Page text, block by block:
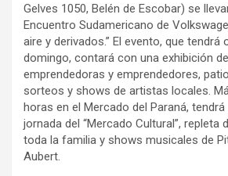
Gelves 1050, Belén de Escobar) se
Encuentro Sudamericano de
aire y derivados.” El evento, que tendrá
domingo, contará con una exhibición
emprendedoras y emprendedores,
sorteos y shows de artistas locales.
horas en el Mercado del Paraná,
jornada del “Mercado Cultural”, repleta
toda la familia y shows musicales de
Aubert.